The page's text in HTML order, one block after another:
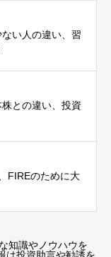
い人の違い、習
との違い、投資
FIREのために大
知識やノウハウを